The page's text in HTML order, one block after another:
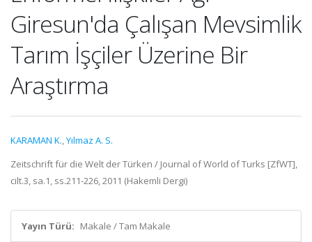
Giresun'da Çalışan Mevsimlik
Tarım İşçiler Üzerine Bir
Araştırma
KARAMAN K.,Yılmaz A. S.
Zeitschrift für die Welt der Türken / Journal of World of Turks [ZfWT],
cilt.3, sa.1, ss.211-226, 2011 (Hakemli Dergi)
Yayın Türü: Makale / Tam Makale